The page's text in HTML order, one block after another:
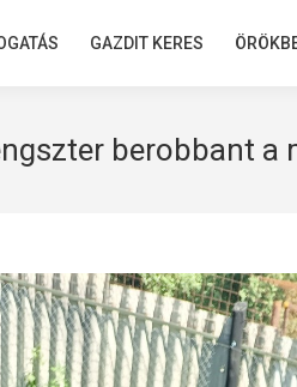
GAZDIT KERES
berobbant a
GAZDIT KERES